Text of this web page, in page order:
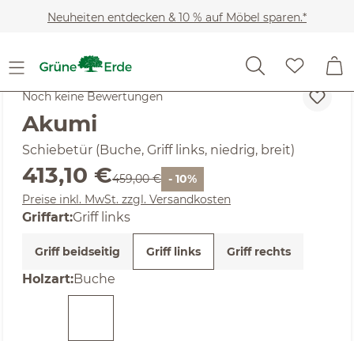
Zum Hauptinhalt springen
Neuheiten entdecken & 10 % auf Möbel sparen.*
SALE
Noch keine Bewertungen
Akumi
Schiebetür (Buche, Griff links, niedrig, breit)
Verkaufspreis:
413,10 €Regulärer Preis:
459,00 € - 10%
Preise inkl. MwSt. zzgl. Versandkosten
Griffartauswählen
:Griff links
Griff beidseitig Griff links Griff rechts
Holzartauswählen
:Buche